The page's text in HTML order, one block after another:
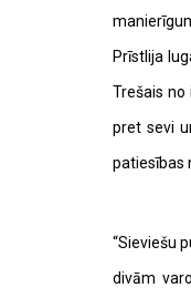
Prīstlija
Trešais no
pret sevi
patiesības
“Sieviešu
divām